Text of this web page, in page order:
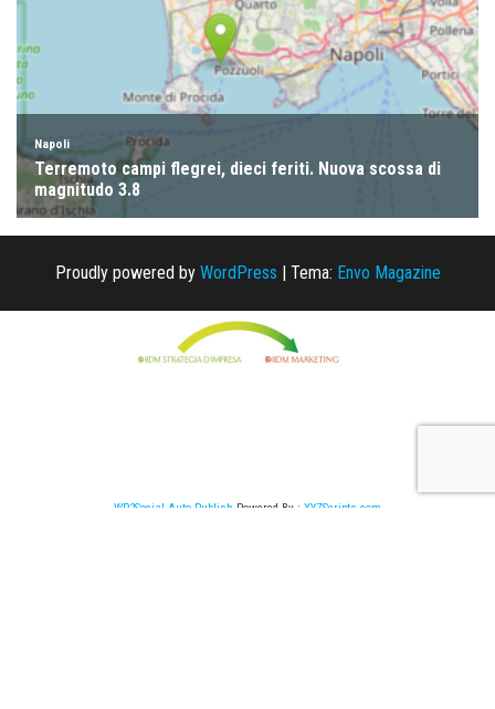
Proudly powered by WordPress Tema: Envo Magazine
WP2Social Auto Publish Powered By : XYZScripts.com